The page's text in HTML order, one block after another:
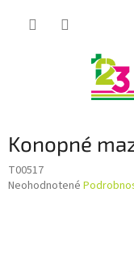
Konopné
T00517
Priemerné
Neohodnotené